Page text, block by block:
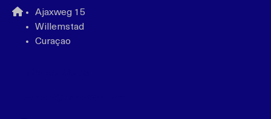
Ajaxweg 15
Willemstad
Curaçao